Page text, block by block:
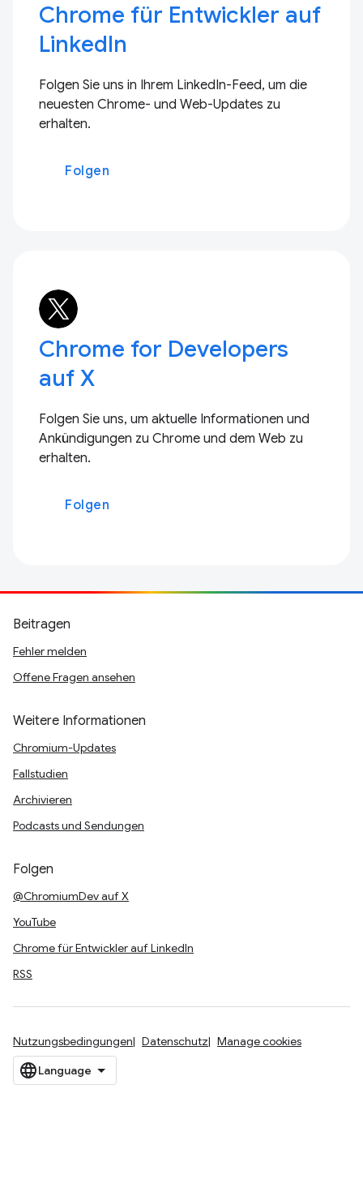
Chrome für Entwickler auf
LinkedIn
Folgen Sie uns in Ihrem LinkedIn-Feed, um die
neuesten Chrome- und Web-Updates zu
erhalten.
Folgen
Chrome for Developers
auf X
Folgen Sie uns, um aktuelle Informationen und
Ankündigungen zu Chrome und dem Web zu
erhalten.
Folgen
Beitragen
Fehler melden
Offene Fragen ansehen
Weitere Informationen
Chromium-Updates
Fallstudien
Archivieren
Podcasts und Sendungen
Folgen
@ChromiumDev auf X
YouTube
Chrome für Entwickler auf LinkedIn
RSS
Nutzungsbedingungen Datenschutz Manage cookies